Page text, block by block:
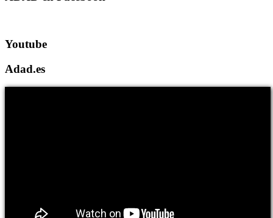
Youtube
Adad.es